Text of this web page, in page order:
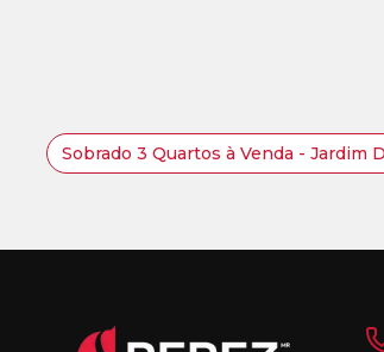
Sobrado 3 Quartos à Venda - Jardim